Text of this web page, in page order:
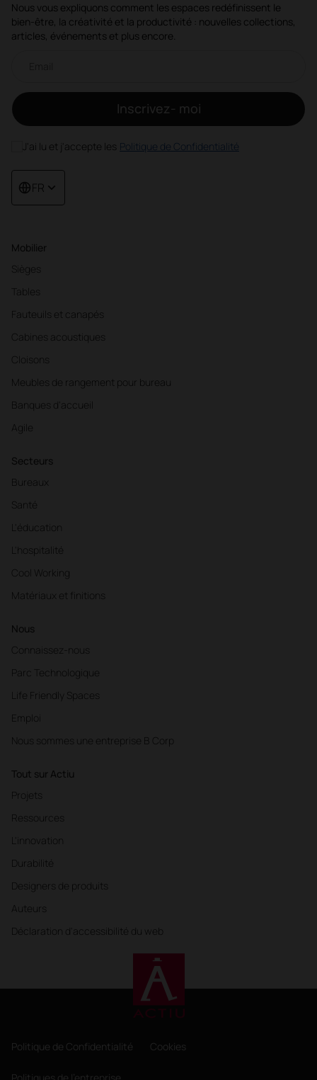
Mobilier
Sièges
Tables
Fauteuils et canapés
Cabines acoustiques
Cloisons
Meubles de rangement pour bureau
Banques d'accueil
Agile
Secteurs
Bureaux
Santé
L'éducation
L'hospitalité
Cool Working
Matériaux et finitions
Nous
Connaissez-nous
Parc Technologique
Life Friendly Spaces
Emploi
Nous sommes une entreprise B Corp
Tout sur Actiu
Projets
Ressources
L'innovation
Durabilité
Designers de produits
Auteurs
Déclaration d'accessibilité du web
Nous vous expliquons comment les espaces redéfinissent le
bien-être, la créativité et la productivité : nouvelles collections,
articles, événements et plus encore.
Inscrivez- moi
J'ai lu et j'accepte les Politique de Confidentialité
FR
Politique de Confidentialité Cookies